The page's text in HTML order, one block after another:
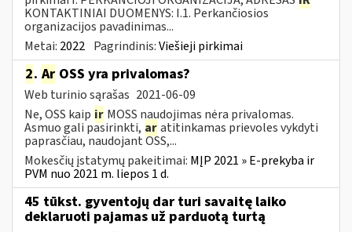
KONTAKTINIAI DUOMENYS: I.1. Perkančiosios
organizacijos pavadinimas...
Metai: 2022 Pagrindinis:Viešieji pirkimai
2. Ar OSS yra privalomas?
Web turinio sąrašas 2021-06-09
Ne, OSS kaip ir MOSS naudojimas nėra privalomas.
Asmuo gali pasirinkti, aratitinkamas prievoles vykdyti
paprasčiau, naudojant OSS,...
Mokesčių įstatymų pakeitimai: MĮP 2021 » E-prekyba ir
PVM nuo 2021 m. liepos 1 d.
45 tūkst. gyventojų dar turi savaitę laiko
deklaruoti pajamas už parduotą turtą